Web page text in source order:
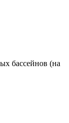
бассейнов (на